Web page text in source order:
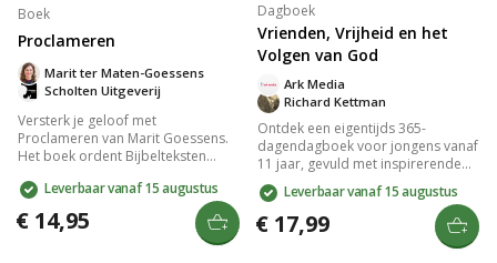
Boek
Proclameren
Scholten Uitgeverij
Marit ter Maten-Goessens
Versterk je geloof met
Proclameren van Marit Goessens.
Het boek ordent Bijbelteksten
en beloften kunt vinden voor je
dagelijks leven. Leer de kracht van
het uitspreken van Gods Woord en
ontdek je identiteit in Christus.
Leverbaar vanaf 15 augustus
€ 14,95
Dagboek
Vrienden, Vrijheid en het
Volgen van God
Richard Kettman
Ark Media
Ontdek een eigentijds 365-
dagendagboek voor jongens vanaf
11 jaar, gevuld met inspirerende
bijbelteksten en korte stukken over
relevante thema's zoals
vriendschap, keuzes maken en
vergeving. Met een stoere
vormgeving en praktische inhoud
Leverbaar vanaf 15 augustus
€ 17,99